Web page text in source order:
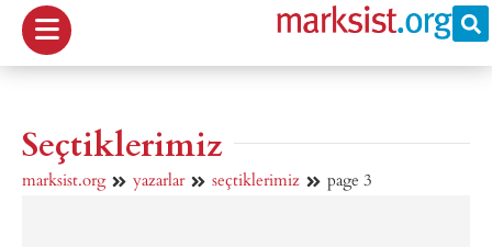
Seçtiklerimiz
marksist.org yazarlar seçtiklerimiz page 3